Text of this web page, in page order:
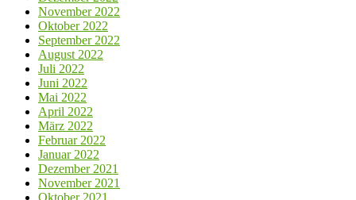
November 2022
Oktober 2022
September 2022
August 2022
Juli 2022
Juni 2022
Mai 2022
April 2022
März 2022
Februar 2022
Januar 2022
Dezember 2021
November 2021
Oktober 2021